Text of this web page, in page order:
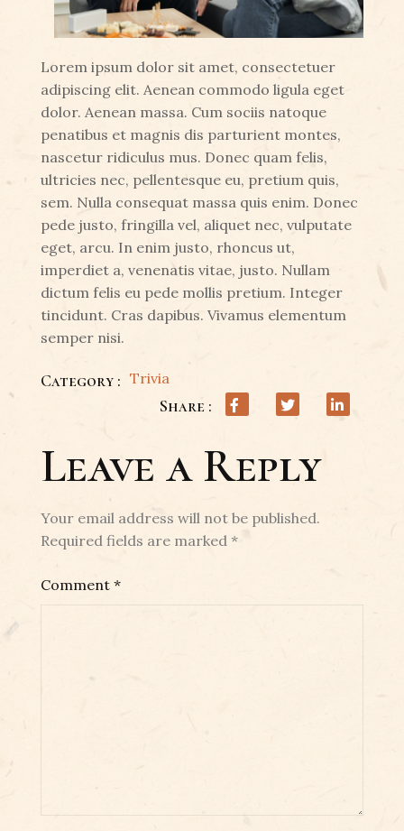
Lorem ipsum dolor sit amet, consectetuer
adipiscing elit. Aenean commodo ligula eget
dolor. Aenean massa. Cum sociis natoque
penatibus et magnis dis parturient montes,
nascetur ridiculus mus. Donec quam felis,
ultricies nec, pellentesque eu, pretium quis,
sem. Nulla consequat massa quis enim. Donec
pede justo, fringilla vel, aliquet nec, vulputate
eget, arcu. In enim justo, rhoncus ut,
imperdiet a, venenatis vitae, justo. Nullam
dictum felis eu pede mollis pretium. Integer
tincidunt. Cras dapibus. Vivamus elementum
semper nisi.
Category : Trivia
Share :
Leave a Reply
Your email address will not be published.
Required fields are marked *
Comment *